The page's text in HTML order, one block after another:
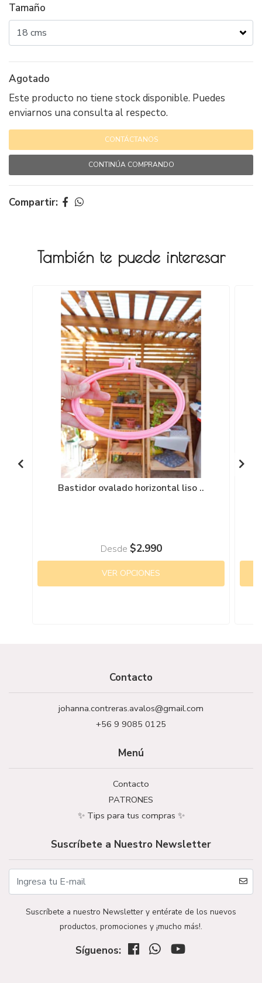
Tamaño
Agotado
Este producto no tiene stock disponible. Puedes
enviarnos una consulta al respecto.
CONTÁCTANOS
CONTINÚA COMPRANDO
Compartir:
También te puede interesar
Bastidor ovalado horizontal liso ..
Desde $2.990
VER OPCIONES
Contacto
johanna.contreras.avalos@gmail.com
+56 9 9085 0125
Menú
Contacto
PATRONES
✨ Tips para tus compras ✨
Suscríbete a Nuestro Newsletter
Suscríbete a nuestro Newsletter y entérate de los nuevos
productos, promociones y ¡mucho más!.
Síguenos: